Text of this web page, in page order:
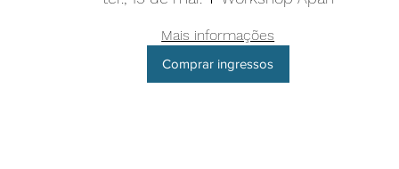
não te contaram na
faculdade
Mais informações
Comprar ingressos